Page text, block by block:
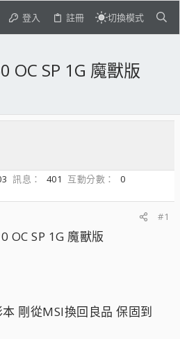
登入 註冊 切換模式
OC SP 1G 魔獸版
訊息 401 互動分數
0
#1
OC SP 1G 魔獸版
剛從MSI換回良品 保固到